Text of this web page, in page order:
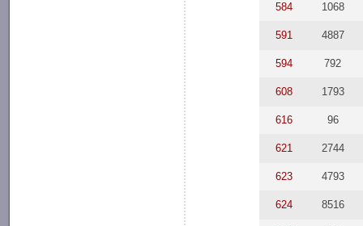
584 1068
591 4887
594 792
608 1793
616 96
621 2744
623 4793
624 8516